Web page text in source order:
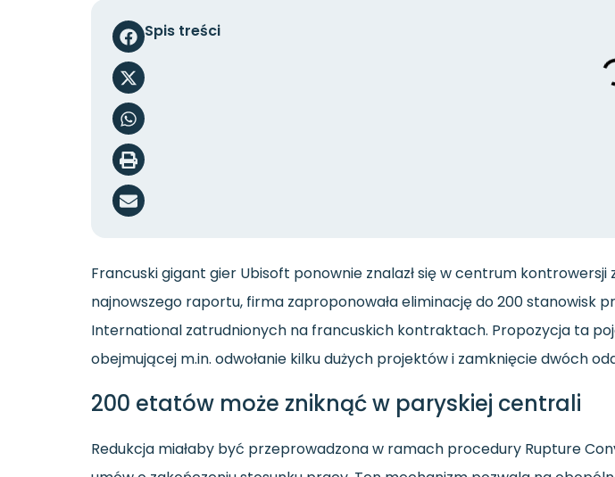
Spis treści
Francuski gigant gier Ubisoft ponownie znalazł się w centrum
najnowszego raportu, firma zaproponowała eliminację do 200 stanowisk
International zatrudnionych na francuskich kontraktach. Propozycja ta
obejmującej m.in. odwołanie kilku dużych projektów i zamknięcie dwóch
200 etatów może zniknąć w paryskiej centrali
Redukcja miałaby być przeprowadzona w ramach procedury Rupture